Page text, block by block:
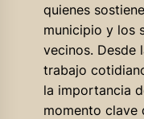
quienes
municipio y los
vecinos. Desde
trabajo
la importancia
momento clave